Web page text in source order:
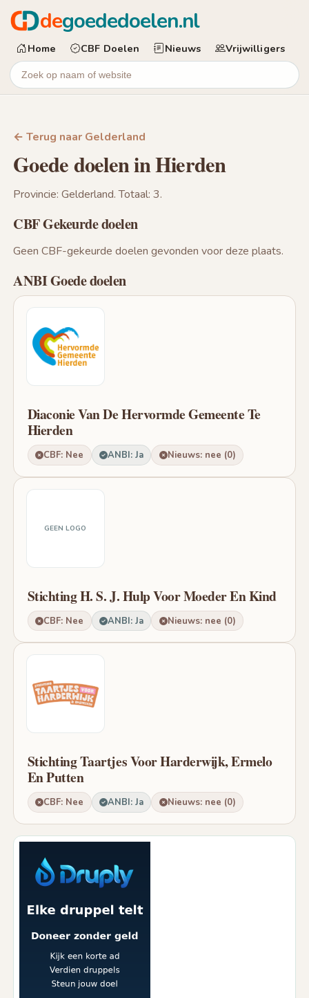
degoededoelen.nl
Home CBF Doelen Nieuws Vrijwilligers
← Terug naar Gelderland
Goede doelen in Hierden
Provincie: Gelderland. Totaal: 3.
CBF Gekeurde doelen
Geen CBF-gekeurde doelen gevonden voor deze plaats.
ANBI Goede doelen
Diaconie Van De Hervormde Gemeente Te
Hierden
CBF: Nee ANBI: Ja Nieuws: nee (0)
GEEN LOGO
Stichting H. S. J. Hulp Voor Moeder En Kind
CBF: Nee ANBI: Ja Nieuws: nee (0)
Stichting Taartjes Voor Harderwijk, Ermelo
En Putten
CBF: Nee ANBI: Ja Nieuws: nee (0)